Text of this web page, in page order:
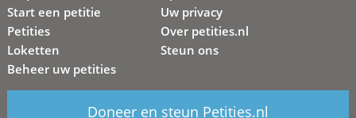
Start een petitie
Petities
Loketten
Beheer uw petities
Uw privacy
Over petities.nl
Steun ons
Doneer en steun Petities.nl